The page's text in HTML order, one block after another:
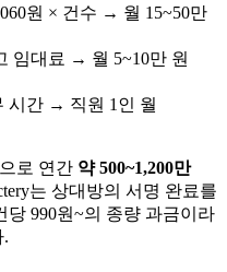
원 × 건수 → 월 15~50만
임대료 → 월 5~10만 원
시간 → 직원 1인 월
로 연간 약 500~1,200만
는 상대방의 서명 완료를
당 990원~의 종량 과금이라
.